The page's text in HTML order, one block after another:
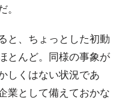
。
と、ちょっとした初動
とんど。同様の事象が
しくはない状況であ
業として備えておかな